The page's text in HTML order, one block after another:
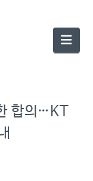
합의…KT